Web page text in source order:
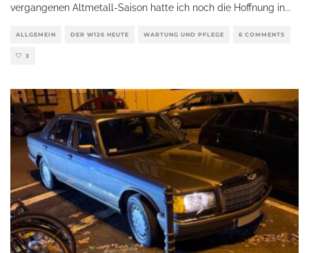
vergangenen Altmetall-Saison hatte ich noch die Hoffnung in...
ALLGEMEIN DER W126 HEUTE WARTUNG UND PFLEGE 6 COMMENTS
3